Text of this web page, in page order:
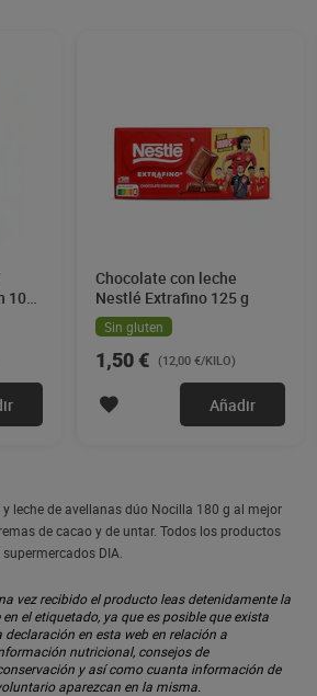
100
Chocolate con leche
Nestlé Extrafino 125 g
Sin gluten
1,50 € (12,00 €/KILO)
Añadir
leche de avellanas dúo Nocilla 180 g al mejor
de cacao y de untar. Todos los productos
DIA.
vez recibido el producto leas detenidamente la
el etiquetado, ya que es posible que exista
en esta web en relación a
nutricional, consejos de
y así como cuanta información de
aparezcan en la misma.